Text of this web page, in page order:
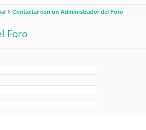
Contactar con un Administrador del Foro
Foro